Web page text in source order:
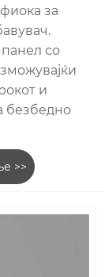
за
со
и
безбедно
>>